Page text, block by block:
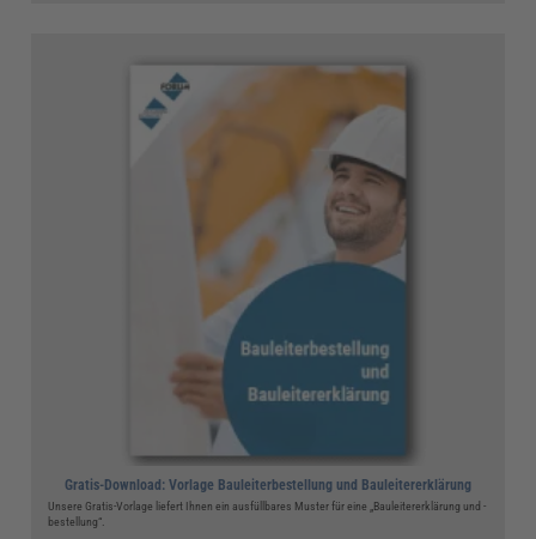
Gratis-Download: Vorlage Bauleiterbestellung und Bauleitererklärung
Unsere Gratis-Vorlage liefert Ihnen ein ausfüllbares Muster für eine „Bauleitererklärung und -
bestellung“.